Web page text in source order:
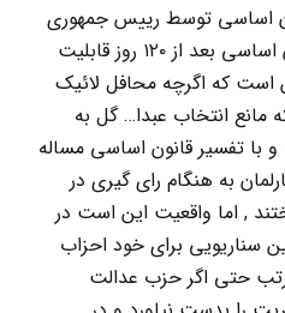
اساسی توسط رییس جمهوری
به تصویب برسد , طبق قانون اساسی بعد از ۱۲۰ روز قابلیت
است که اگرچه محافل لائیک
مانع انتخاب عبدا… گل به
با تفسیر قانون اساسی مساله
در پارلمان به هنگام رای گیری در
, اما واقعیت این است در
سناریویی برای خود احزاب
حتی اگر حزب عدالت